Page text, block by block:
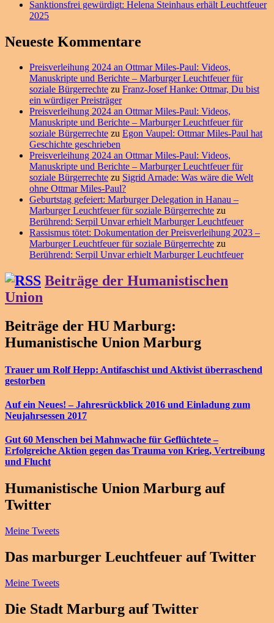
Sanktionsfrei gewürdigt: Helena Steinhaus erhält Leuchtfeuer
2025
Neueste Kommentare
Preisverleihung 2024 an Ottmar Miles-Paul: Videos,
Manuskripte und Berichte – Marburger Leuchtfeuer für
soziale Bürgerrechte zu Franz-Josef Hanke: Ottmar, Du bist
ein würdiger Preisträger
Preisverleihung 2024 an Ottmar Miles-Paul: Videos,
Manuskripte und Berichte – Marburger Leuchtfeuer für
soziale Bürgerrechte zu Egon Vaupel: Ottmar Miles-Paul hat
Geschichte geschrieben
Preisverleihung 2024 an Ottmar Miles-Paul: Videos,
Manuskripte und Berichte – Marburger Leuchtfeuer für
soziale Bürgerrechte zu Sigrid Arnade: Was wäre die Welt
ohne Ottmar Miles-Paul?
Geburtstag gefeiert: Marburger Delegation in Hanau –
Marburger Leuchtfeuer für soziale Bürgerrechte zu
Berührend: Serpil Unvar erhielt Marburger Leuchtfeuer
Rassismus tötet: Dokumentation der Preisverleihung 2023 –
Marburger Leuchtfeuer für soziale Bürgerrechte zu
Berührend: Serpil Unvar erhielt Marburger Leuchtfeuer
Beiträge der Humanistischen
Union
Beiträge der HU Marburg:
Humanistische Union Marburg
Trauer um Rolf Hepp: Antifaschist und Aktivist überraschend
gestorben
Auf ein Neues! – Jahresrückblick 2016 und Einladung zum
Neujahrsessen 2017
Gut 60 Menschen bei Mahnwache für Geflüchtete –
Erfolgreiche Aktion gegen das Trauma von Krieg, Vertreibung
und Flucht
Humanistische Union Marburg auf
Twitter
Meine Tweets
Das marburger Leuchtfeuer auf Twitter
Meine Tweets
Die Stadt Marburg auf Twitter